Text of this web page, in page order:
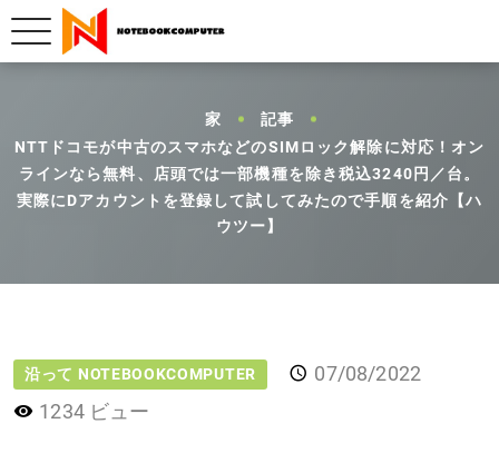
家
記事
NTTドコモが中古のスマホなどのSIMロック解除に対応！オン
ラインなら無料、店頭では一部機種を除き税込3240円／台。
実際にDアカウントを登録して試してみたので手順を紹介【ハ
ウツー】
沿って NOTEBOOKCOMPUTER
07/08/2022
1234 ビュー